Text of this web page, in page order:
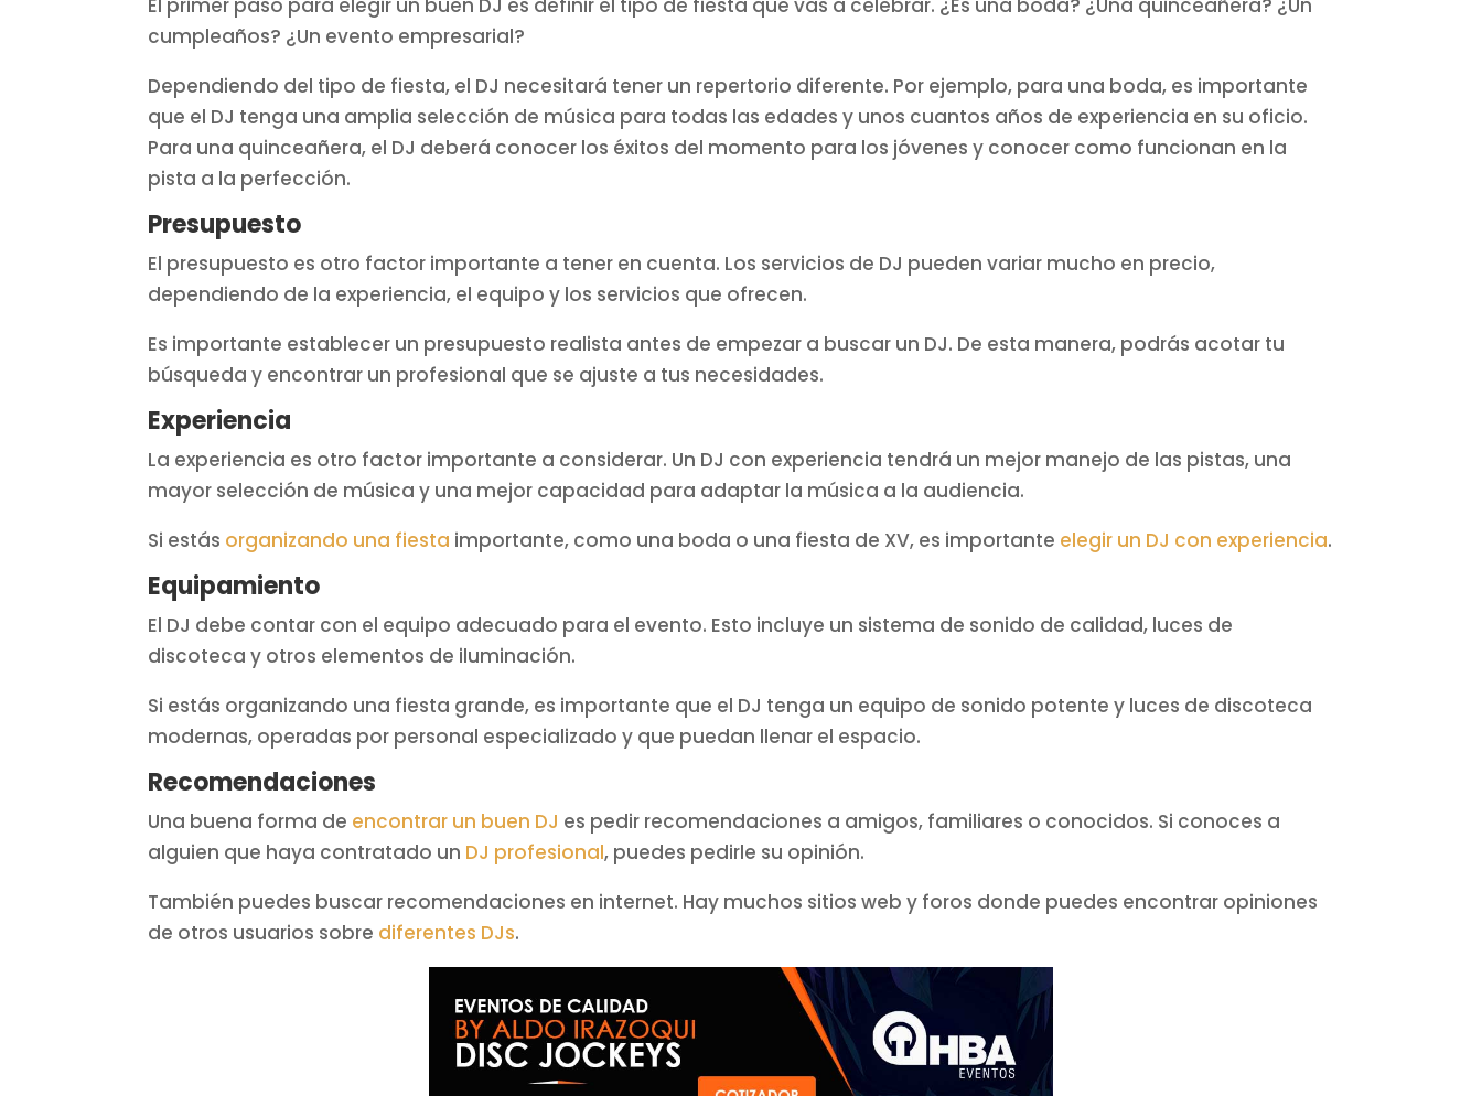
cumpleaños? ¿Un evento empresarial?
Dependiendo del tipo de fiesta, el DJ necesitará tener un repertorio diferente. Por ejemplo, para una boda, es importante
que el DJ tenga una amplia selección de música para todas las edades y unos cuantos años de experiencia en su oficio.
Para una quinceañera, el DJ deberá conocer los éxitos del momento para los jóvenes y conocer como funcionan en la
pista a la perfección.
Presupuesto
El presupuesto es otro factor importante a tener en cuenta. Los servicios de DJ pueden variar mucho en precio,
dependiendo de la experiencia, el equipo y los servicios que ofrecen.
Es importante establecer un presupuesto realista antes de empezar a buscar un DJ. De esta manera, podrás acotar tu
búsqueda y encontrar un profesional que se ajuste a tus necesidades.
Experiencia
La experiencia es otro factor importante a considerar. Un DJ con experiencia tendrá un mejor manejo de las pistas, una
mayor selección de música y una mejor capacidad para adaptar la música a la audiencia.
Si estás organizando una fiesta importante, como una boda o una fiesta de XV, es importante elegir un DJ con experiencia.
Equipamiento
El DJ debe contar con el equipo adecuado para el evento. Esto incluye un sistema de sonido de calidad, luces de
discoteca y otros elementos de iluminación.
Si estás organizando una fiesta grande, es importante que el DJ tenga un equipo de sonido potente y luces de discoteca
modernas, operadas por personal especializado y que puedan llenar el espacio.
Recomendaciones
Una buena forma de encontrar un buen DJ es pedir recomendaciones a amigos, familiares o conocidos. Si conoces a
alguien que haya contratado un DJ profesional, puedes pedirle su opinión.
También puedes buscar recomendaciones en internet. Hay muchos sitios web y foros donde puedes encontrar opiniones
de otros usuarios sobre diferentes DJs.